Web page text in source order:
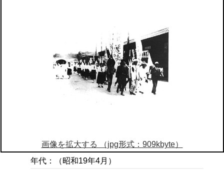
画像を拡大する （jpg形式：909kbyte）
年代：（昭和19年4月）